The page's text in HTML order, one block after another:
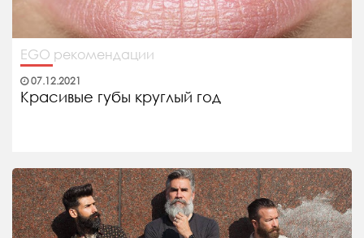
EGO рекомендации
07.12.2021
Красивые губы круглый год